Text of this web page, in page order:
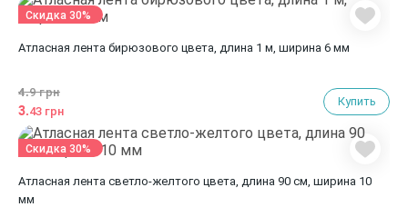
Атласная лента бирюзового цвета, длина 1 м, ширина 6 мм
4.9 грн
3.43 грн
Купить
Скидка 30%
Атласная лента светло-желтого цвета, длина 90 см, ширина 10
мм
Скидка 30%